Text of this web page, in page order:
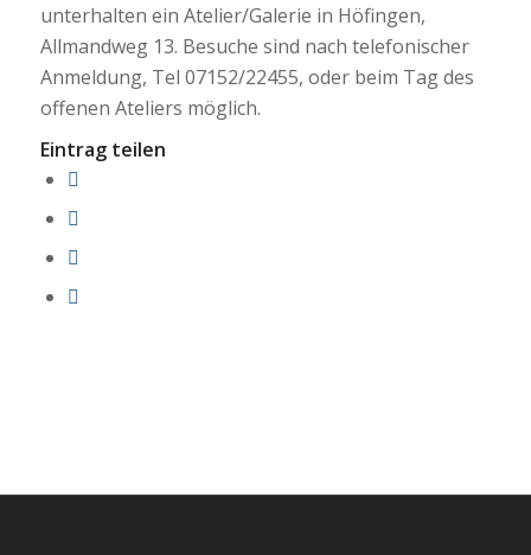
unterhalten ein Atelier/Galerie in Höfingen,
Allmandweg 13. Besuche sind nach telefonischer
Anmeldung, Tel 07152/22455, oder beim Tag des
offenen Ateliers möglich.
Eintrag teilen